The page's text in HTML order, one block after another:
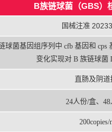
B族链球菌（GBS）
国械注准
球菌基因组序列中 cfb 基因和
变化实现对 B 族链球菌
直肠及阴道
24人份/盒、
200copies/